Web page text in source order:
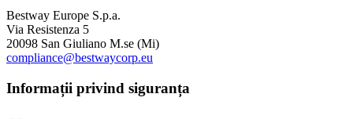
Bestway Europe S.p.a.
Via Resistenza 5
20098 San Giuliano M.se (Mi)
compliance@bestwaycorp.eu
Informații privind siguranța